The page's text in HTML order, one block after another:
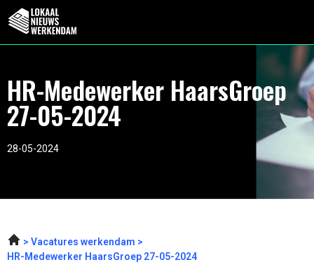
HR-Medewerker HaarsGroep
27-05-2024
28-05-2024
Vacatures werkendam
HR-Medewerker HaarsGroep 27-05-2024